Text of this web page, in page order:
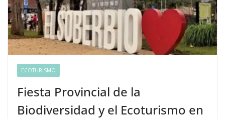
ECOTURISMO
Fiesta Provincial de la
Biodiversidad y el Ecoturismo en